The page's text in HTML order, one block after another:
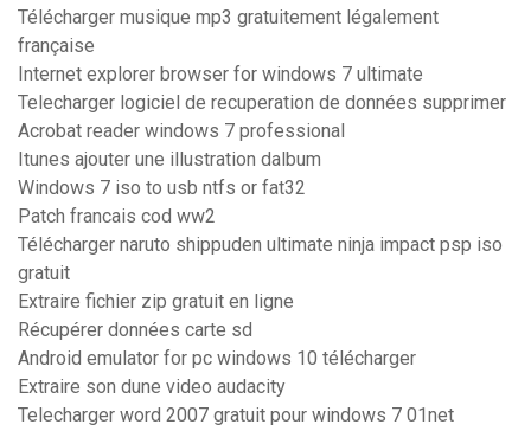
Télécharger musique mp3 gratuitement légalement
française
Internet explorer browser for windows 7 ultimate
Telecharger logiciel de recuperation de données supprimer
Acrobat reader windows 7 professional
Itunes ajouter une illustration dalbum
Windows 7 iso to usb ntfs or fat32
Patch francais cod ww2
Télécharger naruto shippuden ultimate ninja impact psp iso
gratuit
Extraire fichier zip gratuit en ligne
Récupérer données carte sd
Android emulator for pc windows 10 télécharger
Extraire son dune video audacity
Telecharger word 2007 gratuit pour windows 7 01net